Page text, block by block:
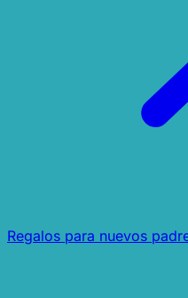
Regalos para nuevos